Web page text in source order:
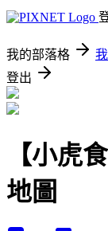
我的部落格
登出
【小虎
地圖